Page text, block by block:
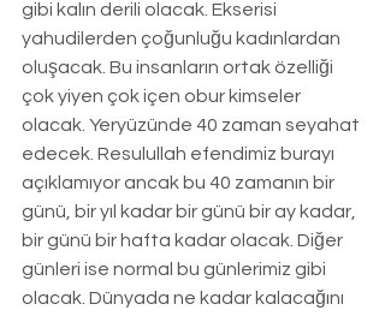
gibi kalın derili olacak. Ekserisi
yahudilerden çoğunluğu kadınlardan
oluşacak. Bu insanların ortak özelliği
çok yiyen çok içen obur kimseler
olacak. Yeryüzünde 40 zaman seyahat
edecek. Resulullah efendimiz burayı
açıklamıyor ancak bu 40 zamanın bir
günü, bir yıl kadar bir günü bir ay kadar,
bir günü bir hafta kadar olacak. Diğer
günleri ise normal bu günlerimiz gibi
olacak. Dünyada ne kadar kalacağını